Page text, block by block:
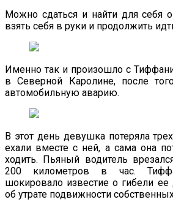
Можно сдаться и найти для себя
взять себя в руки и продолжить
Именно так и произошло с
в Северной Каролине, после
автомобильную аварию.
В этот день девушка потеряла
ехали вместе с ней, а сама она
ходить. Пьяный водитель
200 километров в час.
шокировало известие о гибели ее
об утрате подвижности